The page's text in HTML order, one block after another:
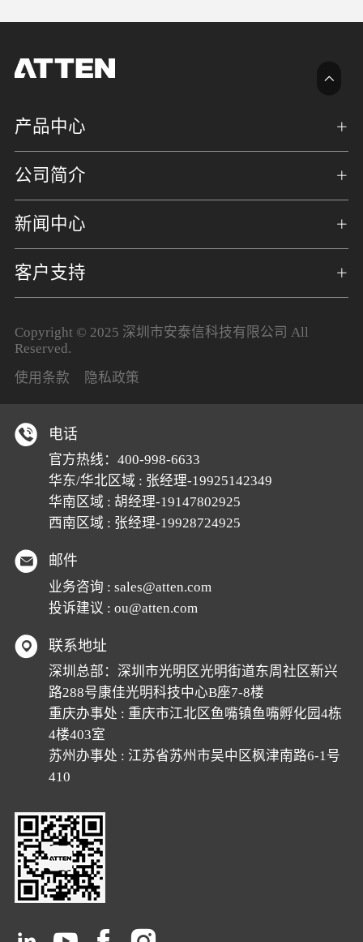
产品中心
公司简介
新闻中心
客户支持
Copyright © 2025 深圳市安泰信科技有限公司 All
Reserved.
使用条款
隐私政策
电话
官方热线：400-998-6633
华东/华北区域 : 张经理-19925142349
华南区域 : 胡经理-19147802925
西南区域 : 张经理-19928724925
邮件
业务咨询 : sales@atten.com
投诉建议 : ou@atten.com
联系地址
深圳总部：深圳市光明区光明街道东周社区新兴
路288号康佳光明科技中心B座7-8楼
重庆办事处 : 重庆市江北区鱼嘴镇鱼嘴孵化园4栋
4楼403室
苏州办事处 : 江苏省苏州市吴中区枫津南路6-1号
410